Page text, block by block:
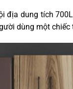
địa dung tích
dùng một